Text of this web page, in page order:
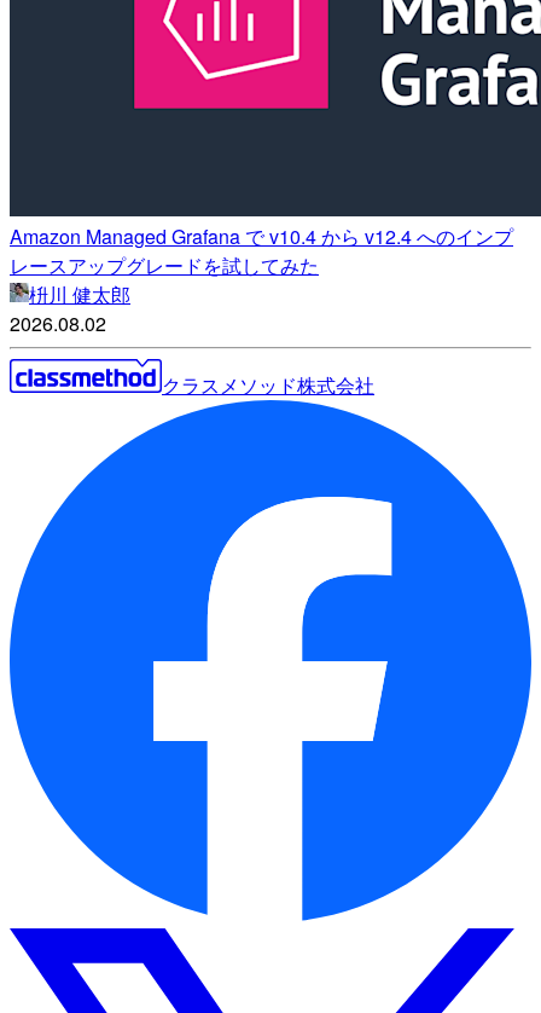
Amazon Managed Grafana で v10.4 から v12.4 へのインプ
レースアップグレードを試してみた
枡川 健太郎
2026.08.02
クラスメソッド株式会社